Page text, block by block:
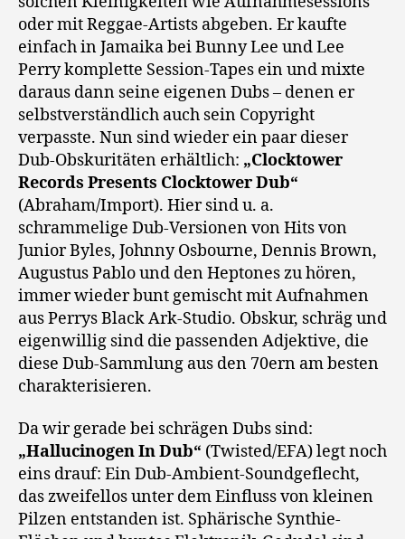
oder mit Reggae-Artists abgeben. Er kaufte
einfach in Jamaika bei Bunny Lee und Lee
Perry komplette Session-Tapes ein und mixte
daraus dann seine eigenen Dubs – denen er
selbstverständlich auch sein Copyright
verpasste. Nun sind wieder ein paar dieser
Dub-Obskuritäten erhältlich: „Clocktower
Records Presents Clocktower Dub“
(Abraham/Import). Hier sind u. a.
schrammelige Dub-Versionen von Hits von
Junior Byles, Johnny Osbourne, Dennis Brown,
Augustus Pablo und den Heptones zu hören,
immer wieder bunt gemischt mit Aufnahmen
aus Perrys Black Ark-Studio. Obskur, schräg und
eigenwillig sind die passenden Adjektive, die
diese Dub-Sammlung aus den 70ern am besten
charakterisieren.
Da wir gerade bei schrägen Dubs sind:
„Hallucinogen In Dub“ (Twisted/EFA) legt noch
eins drauf: Ein Dub-Ambient-Soundgeflecht,
das zweifellos unter dem Einfluss von kleinen
Pilzen entstanden ist. Sphärische Synthie-